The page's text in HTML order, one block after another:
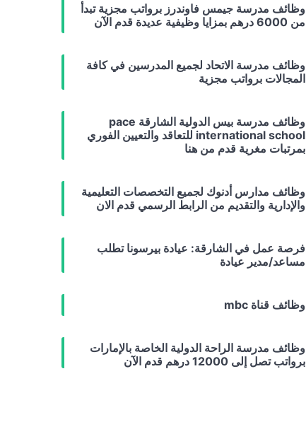
وظائف مدرسة جيمس فاوندرز برواتب مجزية تبدأ
من 6000 درهم بمزايا وظيفية عديدة قدم الآن
وظائف مدرسة الاتحاد لجميع المدرسين في كافة
المجالات برواتب مجزية
وظائف مدرسة بيس الدولية الشارقة pace
international school للتعاقد والتعيين الفوري
بمرتبات مغرية قدم من هنا
وظائف مدارس أدنوك لجميع التخصصات التعليمية
والإدارية والتقديم من الرابط الرسمي قدم الان
فرصة عمل في الشارقة: عيادة بيرسونا تطلب
مساعد/مدير عيادة
وظائف قناة mbc
وظائف مدرسة الراحة الدولية الخاصة بالإمارات
برواتب تصل إلى 12000 درهم قدم الآن